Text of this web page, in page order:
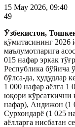
15 May 2026, 09:40
49
Ўзбекистон,
қўмитасининг 2026
маълумотларига
015 нафар эркак
Республика бўйича
бўлса-да, ҳудудлар
1 000 нафар аёлга 1
юқори кўрсаткични
нафар), Андижон (1
Сурхондарё (1 025
аёлларга нисбатан